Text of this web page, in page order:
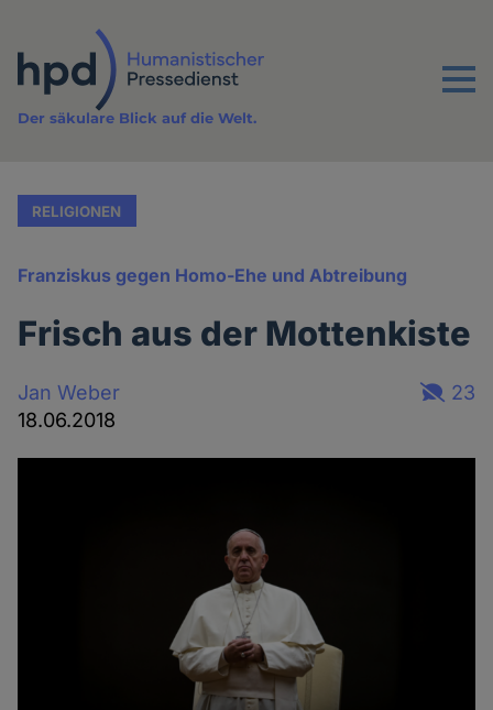
Inhalt
Menu
Der säkulare Blick auf die Welt.
RELIGIONEN
Franziskus gegen Homo-Ehe und Abtreibung
Frisch aus der Mottenkiste
Jan Weber
18.06.2018
23